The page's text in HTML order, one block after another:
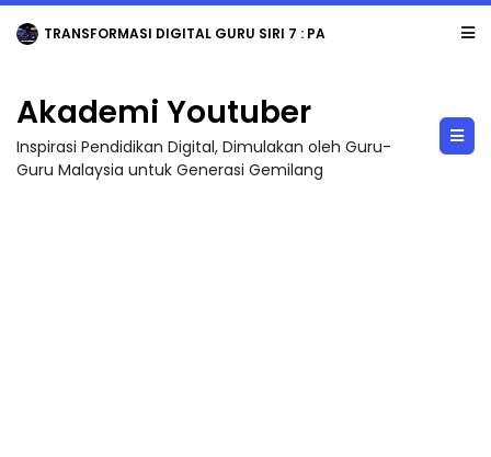
TRANSFORMASI DIGITAL GURU SIRI 7 : PAHLAWAN DIGITAL PENYELAMAT DUNIA
Akademi Youtuber
Inspirasi Pendidikan Digital, Dimulakan oleh Guru-
Guru Malaysia untuk Generasi Gemilang